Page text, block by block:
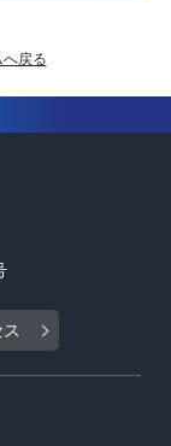
戻る